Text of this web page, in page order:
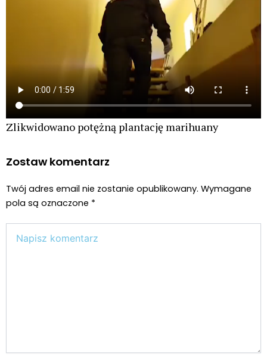
Zlikwidowano potężną plantację marihuany
Zostaw komentarz
Twój adres email nie zostanie opublikowany. Wymagane
pola są oznaczone *
tutaj..